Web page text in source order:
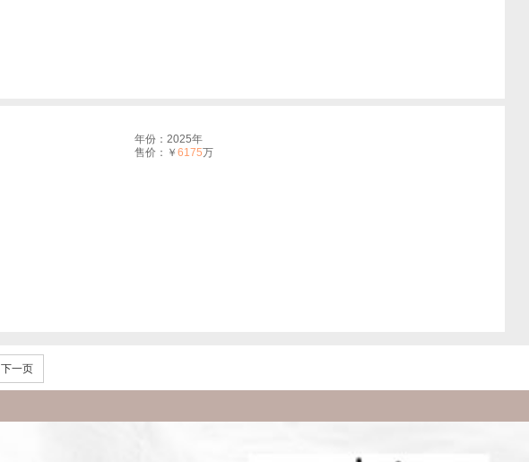
年份：2025年
售价：￥6175万
下一页